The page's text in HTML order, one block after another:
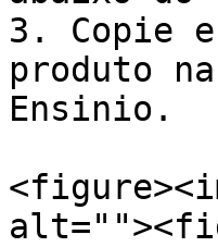
3. Copie
produto
Ensinio.